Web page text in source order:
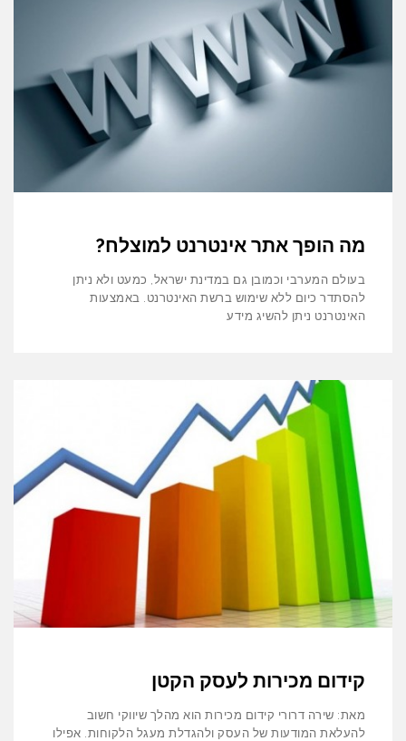
מה הופך אתר אינטרנט למוצלח?
בעולם המערבי וכמובן גם במדינת ישראל, כמעט ולא ניתן
להסתדר כיום ללא שימוש ברשת האינטרנט. באמצעות
האינטרנט ניתן להשיג מידע
קידום מכירות לעסק הקטן
מאת: שירה דרורי קידום מכירות הוא מהלך שיווקי חשוב
להעלאת המודעות של העסק ולהגדלת מעגל הלקוחות. אפילו